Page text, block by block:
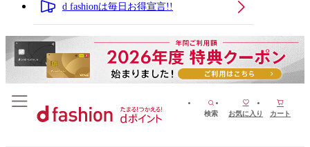
d fashionは毎日お得宣言!!
検索 お気に入り カート